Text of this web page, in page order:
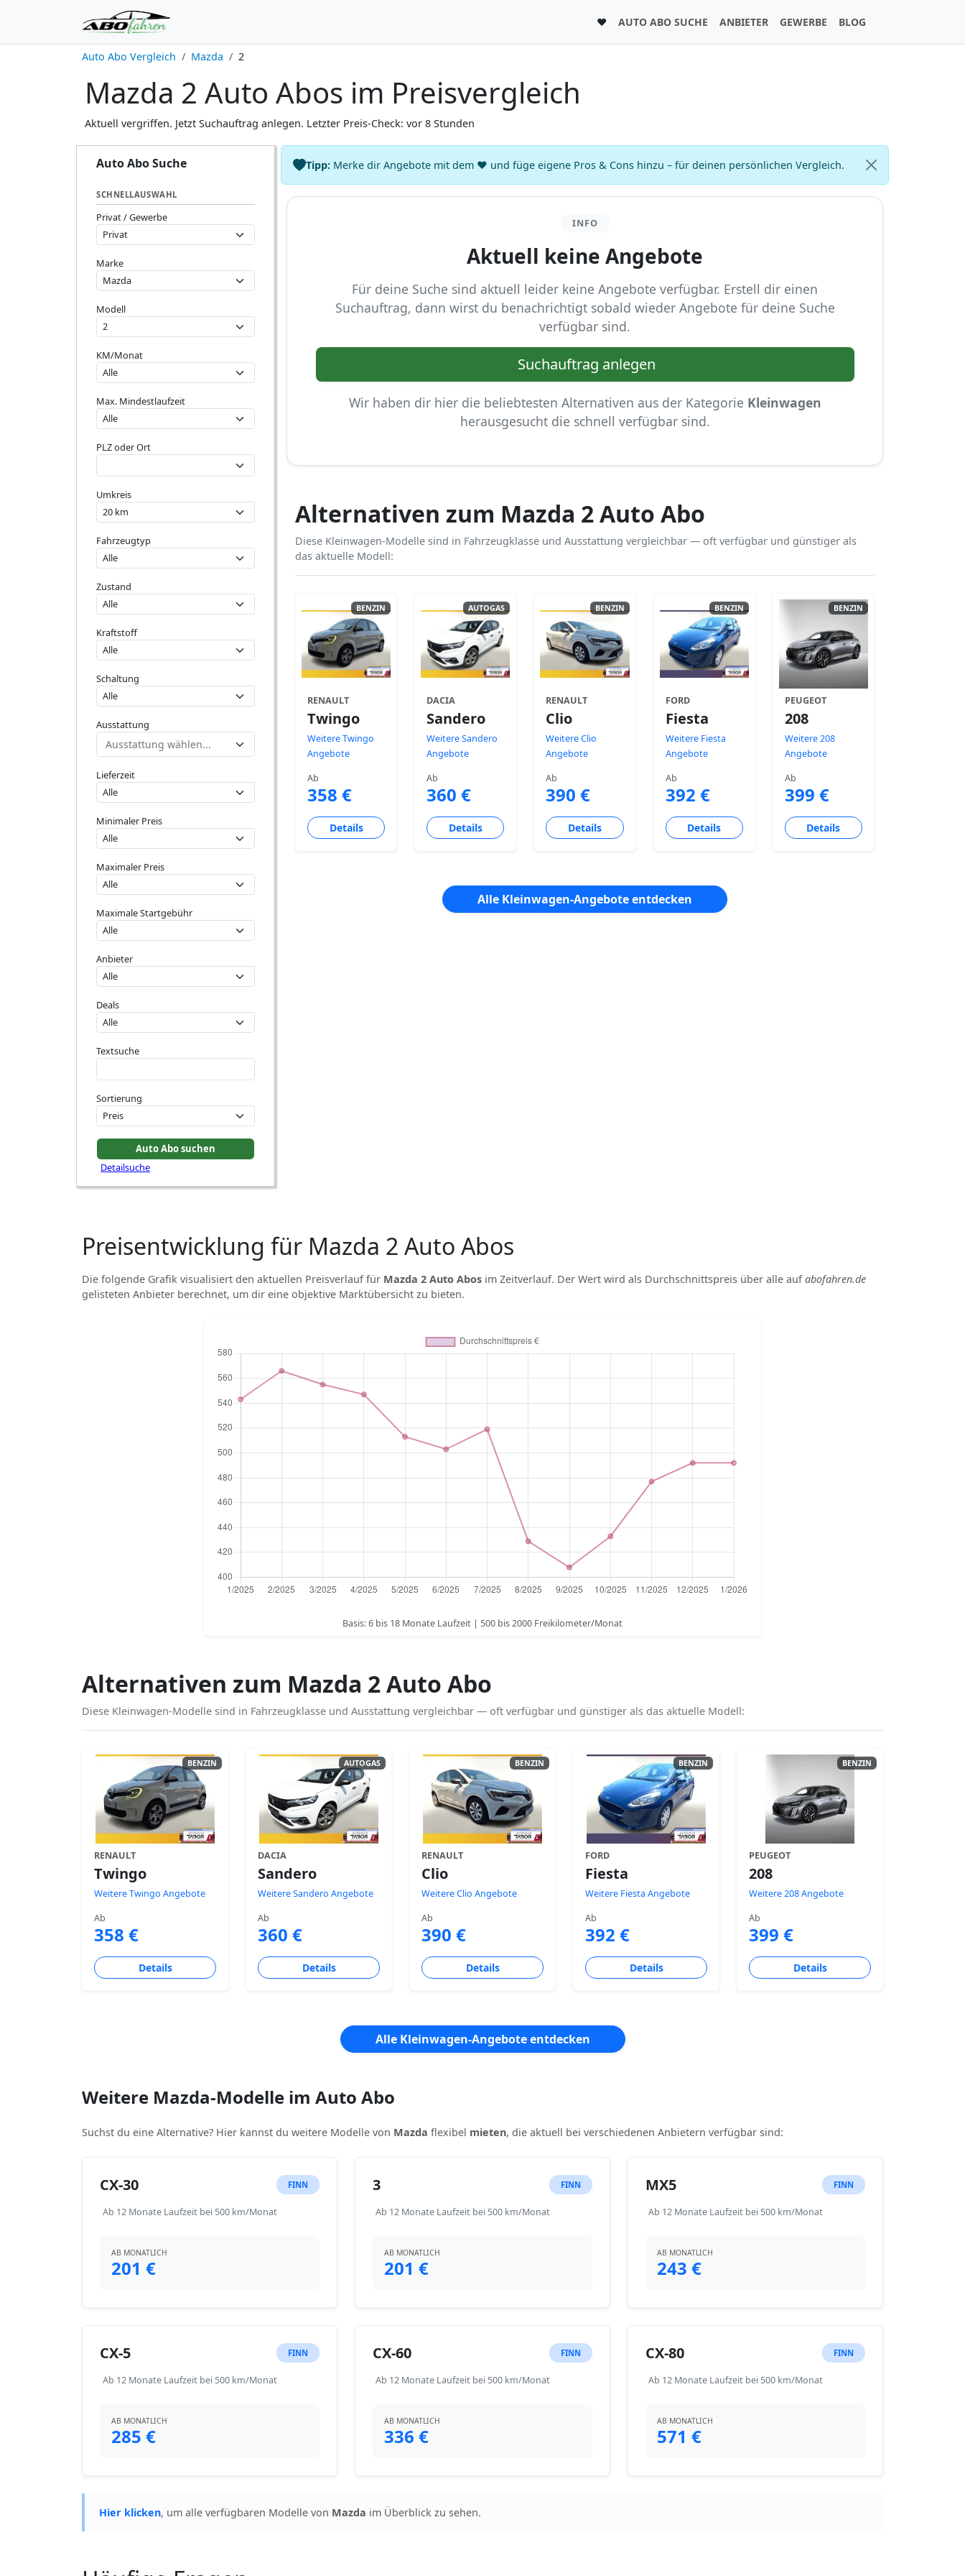
♥ AUTO ABO SUCHE ANBIETER GEWERBE BLOG
Auto Abo Vergleich Mazda 2
Mazda 2 Auto Abos im Preisvergleich
Aktuell vergriffen. Jetzt Suchauftrag anlegen. Letzter Preis-Check: vor 8 Stunden
Auto Abo Suche
SCHNELLAUSWAHL
Privat / Gewerbe
Marke
Modell
KM/Monat
Max. Mindestlaufzeit
PLZ oder Ort
Umkreis
Fahrzeugtyp
Zustand
Kraftstoff
Schaltung
Ausstattung
Lieferzeit
Minimaler Preis
Maximaler Preis
Maximale Startgebühr
Anbieter
Deals
Textsuche
Sortierung
Detailsuche
Tipp: Merke dir Angebote mit dem ♥ und füge eigene Pros & Cons hinzu – für deinen persönlichen Vergleich.
INFO
Aktuell keine Angebote
Für deine Suche sind aktuell leider keine Angebote verfügbar. Erstell dir einen
Suchauftrag, dann wirst du benachrichtigt sobald wieder Angebote für deine Suche
verfügbar sind.
Suchauftrag anlegen
Wir haben dir hier die beliebtesten Alternativen aus der Kategorie Kleinwagen
herausgesucht die schnell verfügbar sind.
Alternativen zum Mazda 2 Auto Abo
Diese Kleinwagen-Modelle sind in Fahrzeugklasse und Ausstattung vergleichbar — oft verfügbar und günstiger als
das aktuelle Modell:
BENZIN
RENAULT
Twingo
Weitere Twingo
Angebote
Ab
358 €
Details
AUTOGAS
DACIA
Sandero
Weitere Sandero
Angebote
Ab
360 €
Details
BENZIN
RENAULT
Clio
Weitere Clio
Angebote
Ab
390 €
Details
BENZIN
FORD
Fiesta
Weitere Fiesta
Angebote
Ab
392 €
Details
BENZIN
PEUGEOT
208
Weitere 208
Angebote
Ab
399 €
Details
Alle Kleinwagen-Angebote entdecken
Preisentwicklung für Mazda 2 Auto Abos
Die folgende Grafik visualisiert den aktuellen Preisverlauf für Mazda 2 Auto Abos im Zeitverlauf. Der Wert wird als Durchschnittspreis über alle aufabofahren.de
gelisteten Anbieter berechnet, um dir eine objektive Marktübersicht zu bieten.
Basis: 6 bis 18 Monate Laufzeit | 500 bis 2000 Freikilometer/Monat
Alternativen zum Mazda 2 Auto Abo
Diese Kleinwagen-Modelle sind in Fahrzeugklasse und Ausstattung vergleichbar — oft verfügbar und günstiger als das aktuelle Modell:
BENZIN
RENAULT
Twingo
Weitere Twingo Angebote
Ab
358 €
Details
AUTOGAS
DACIA
Sandero
Weitere Sandero Angebote
Ab
360 €
Details
BENZIN
RENAULT
Clio
Weitere Clio Angebote
Ab
390 €
Details
BENZIN
FORD
Fiesta
Weitere Fiesta Angebote
Ab
392 €
Details
BENZIN
PEUGEOT
208
Weitere 208 Angebote
Ab
399 €
Details
Alle Kleinwagen-Angebote entdecken
Weitere Mazda-Modelle im Auto Abo
Suchst du eine Alternative? Hier kannst du weitere Modelle von Mazda flexibel mieten, die aktuell bei verschiedenen Anbietern verfügbar sind:
CX-30 FINN
Ab 12 Monate Laufzeit bei 500 km/Monat
AB MONATLICH
201 €
3 FINN
Ab 12 Monate Laufzeit bei 500 km/Monat
AB MONATLICH
201 €
MX5 FINN
Ab 12 Monate Laufzeit bei 500 km/Monat
AB MONATLICH
243 €
CX-5 FINN
Ab 12 Monate Laufzeit bei 500 km/Monat
AB MONATLICH
285 €
CX-60 FINN
Ab 12 Monate Laufzeit bei 500 km/Monat
AB MONATLICH
336 €
CX-80 FINN
Ab 12 Monate Laufzeit bei 500 km/Monat
AB MONATLICH
571 €
Hier klicken, um alle verfügbaren Modelle von Mazda im Überblick zu sehen.